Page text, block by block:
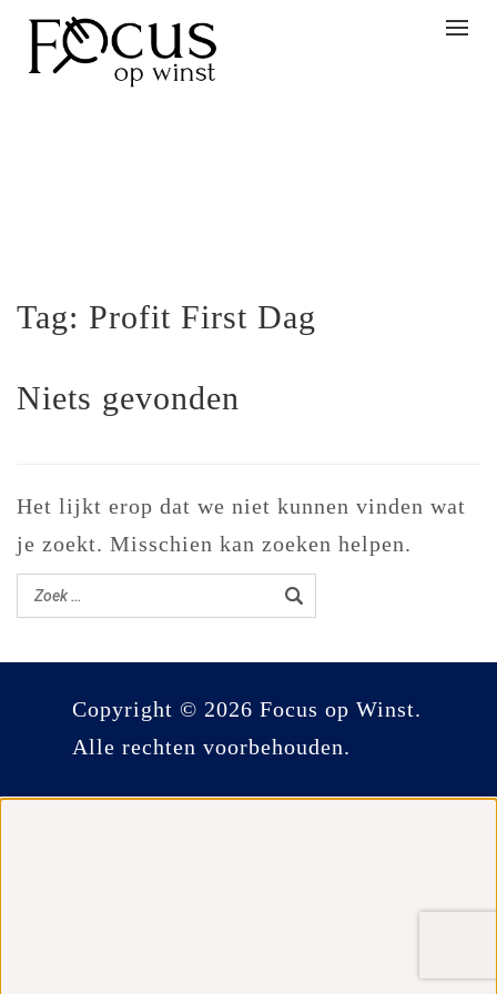
Tag: Profit First Dag
Niets gevonden
Het lijkt erop dat we niet kunnen vinden wat
je zoekt. Misschien kan zoeken helpen.
Copyright © 2026 Focus op Winst.
Alle rechten voorbehouden.